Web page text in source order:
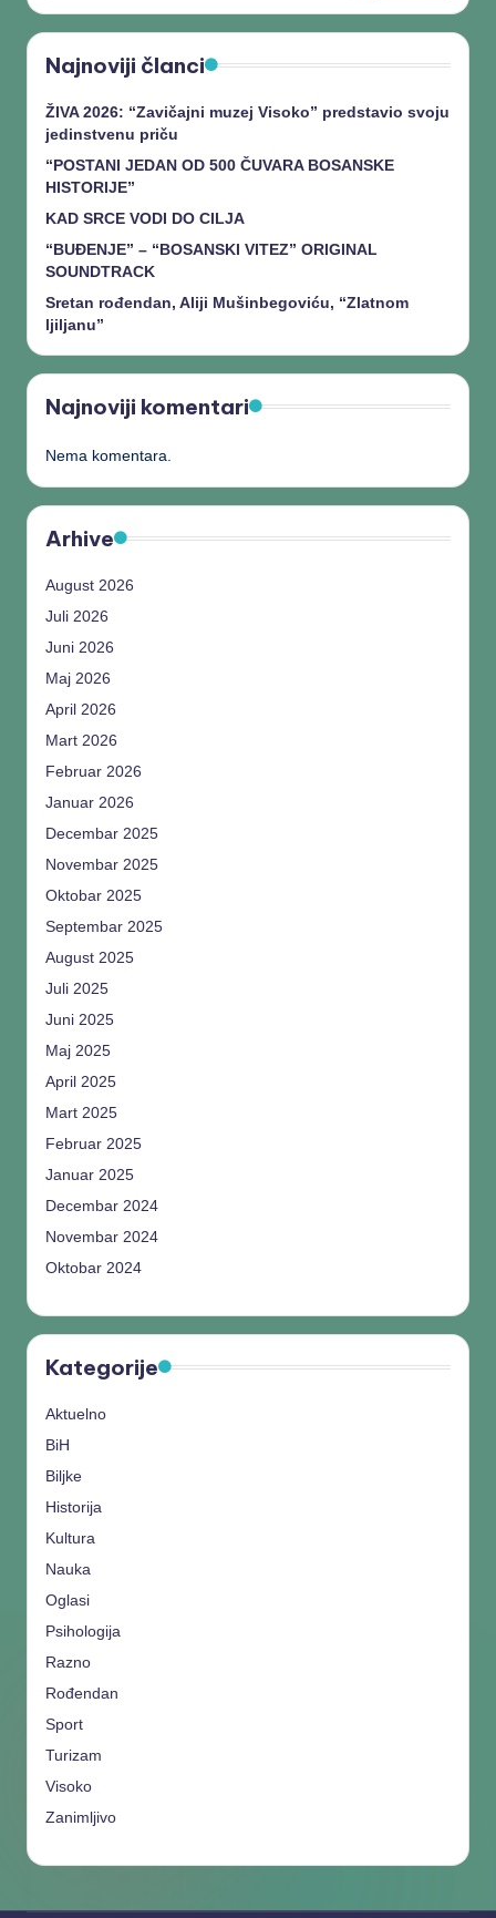
Najnoviji članci
ŽIVA 2026: “Zavičajni muzej Visoko” predstavio svoju
jedinstvenu priču
“POSTANI JEDAN OD 500 ČUVARA BOSANSKE
HISTORIJE”
KAD SRCE VODI DO CILJA
“BUĐENJE” – “BOSANSKI VITEZ” ORIGINAL
SOUNDTRACK
Sretan rođendan, Aliji Mušinbegoviću, “Zlatnom
ljiljanu”
Najnoviji komentari
Nema komentara.
Arhive
August 2026
Juli 2026
Juni 2026
Maj 2026
April 2026
Mart 2026
Februar 2026
Januar 2026
Decembar 2025
Novembar 2025
Oktobar 2025
Septembar 2025
August 2025
Juli 2025
Juni 2025
Maj 2025
April 2025
Mart 2025
Februar 2025
Januar 2025
Decembar 2024
Novembar 2024
Oktobar 2024
Kategorije
Aktuelno
BiH
Biljke
Historija
Kultura
Nauka
Oglasi
Psihologija
Razno
Rođendan
Sport
Turizam
Visoko
Zanimljivo